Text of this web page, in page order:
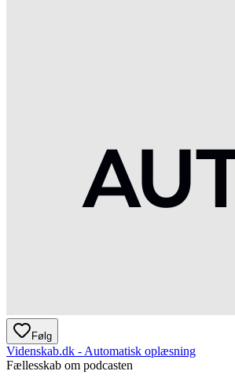
Følg
Videnskab.dk - Automatisk oplæsning
Fællesskab om podcasten